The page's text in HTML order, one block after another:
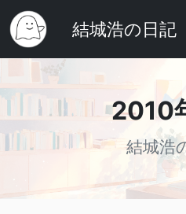
結城浩の日記
2010
結城浩